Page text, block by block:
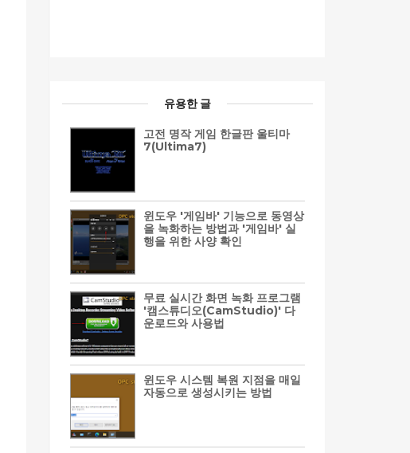
유용한 글
고전 명작 게임 한글판 울티마
7(Ultima7)
윈도우 '게임바' 기능으로 동영상
을 녹화하는 방법과 '게임바' 실
행을 위한 사양 확인
무료 실시간 화면 녹화 프로그램
'캠스튜디오(CamStudio)' 다
운로드와 사용법
윈도우 시스템 복원 지점을 매일
자동으로 생성시키는 방법